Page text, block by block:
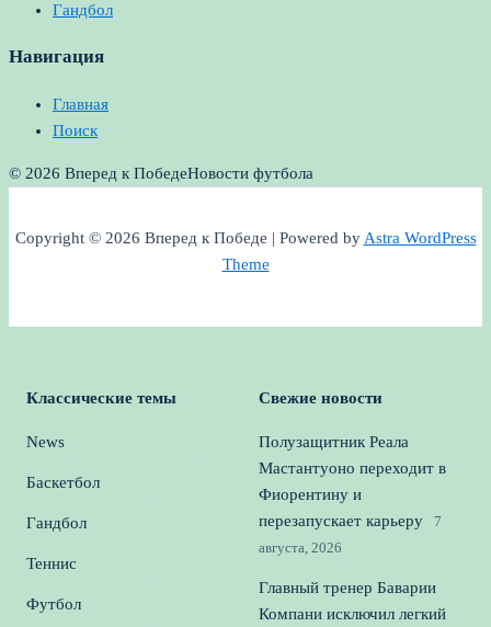
Гандбол
Навигация
Главная
Поиск
© 2026 Вперед к ПобедеНовости футбола
Copyright © 2026 Вперед к Победе | Powered byAstra WordPress
Theme
Классические темы
News
Баскетбол
Гандбол
Теннис
Футбол
Свежие новости
Полузащитник Реала
Мастантуоно переходит в
Фиорентину и
перезапускает карьеру
7
августа, 2026
Главный тренер Баварии
Компани исключил легкий